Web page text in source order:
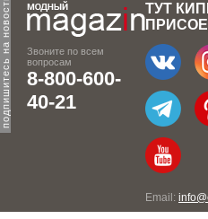
подпишитесь на новости брендов
Звоните по всем
вопросам
8-800-600-
40-21
ТУТ
Email: